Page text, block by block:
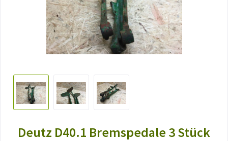
Deutz D40.1 Bremspedale 3 Stück